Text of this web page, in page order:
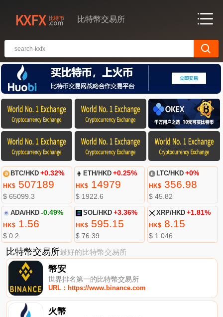
比特幣交易所
BTC/HKD +0.32%
HK$507189
$ 65099.3
ETH/HKD +0.25%
HK$ 14979
$ 1922.6
LTC/HKD +0%
HK$356.98
$ 45.82
ADA/HKD -0.49%
HK$1.56
$ 0.2
SOL/HKD +3.36%
HK$ 595.15
$ 76.39
XRP/HKD +1.81%
HK$8.15
$ 1.046
比特幣交易所最好的比特幣交易所
幣安
世界排名第一的比特幣交易所
URL：https://www.binance.com
火幣